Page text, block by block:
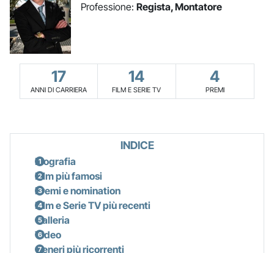
Professione: Regista, Montatore
17
ANNI DI CARRIERA
14
FILM E SERIE TV
4
PREMI
INDICE
Biografia
Film più famosi
Premi e nomination
Film e Serie TV più recenti
Galleria
Video
Generi più ricorrenti